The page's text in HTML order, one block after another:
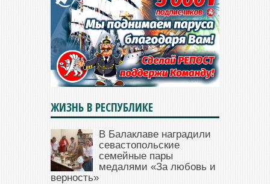
ЖИЗНЬ В РЕСПУБЛИКЕ
В Балаклаве наградили
севастопольские
семейные пары
медалями «За любовь и
верность»